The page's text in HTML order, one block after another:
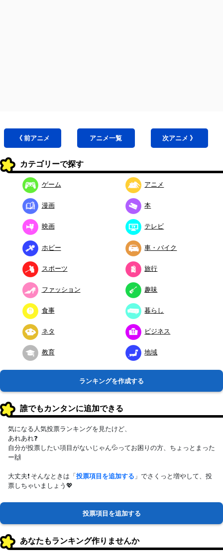
《 前アニメ アニメ一覧 次アニメ 》
カテゴリーで探す
ゲーム アニメ
漫画 本
映画 テレビ
ホビー 車・バイク
スポーツ 旅行
ファッション 趣味
食事 暮らし
ネタ ビジネス
教育 地域
ランキングを作成する
誰でもカンタンに追加できる
気になる人気投票ランキングを見たけど、
あれあれ❓
自分が投票したい項目がないじゃん💦ってお困りの方、ちょっとまった
ー🙌
大丈夫❗ そんなときは「 投票項目を追加する 」でさくっと増やして、投
票しちゃいましょう💖
投票項目を追加する
あなたもランキング作りませんか